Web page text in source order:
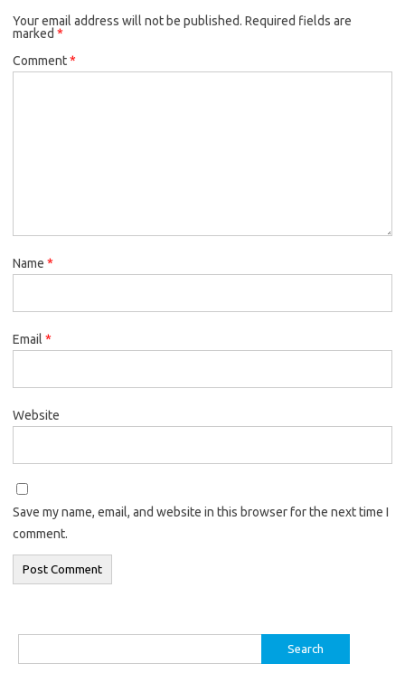
Your email address will not be published. Required fields are
marked *
Comment*
Name *
Email *
Website
Save my name, email, and website in this browser for the next time I
comment.
for: